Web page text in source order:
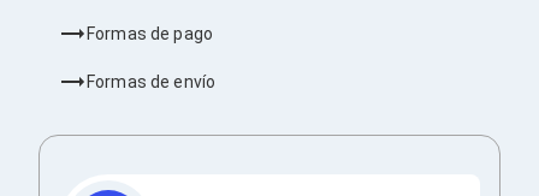
Teclados
Controles de Juego para PC
Accesorios para Servidores
Racks y Gabinetes
Formas de pago
Formas de envío